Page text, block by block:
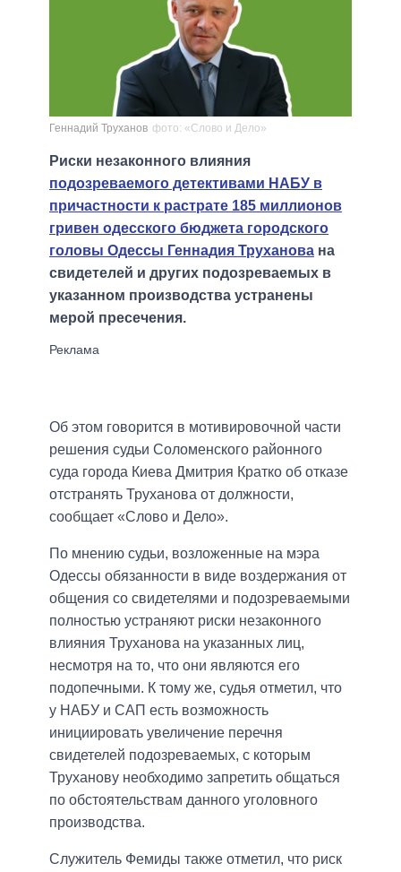
Геннадий Труханов фото: «Слово и Дело»
Риски незаконного влияния
подозреваемого детективами НАБУ в
причастности к растрате 185 миллионов
гривен одесского бюджета городского
головы Одессы Геннадия Труханова на
свидетелей и других подозреваемых в
указанном производства устранены
мерой пресечения.
Об этом говорится в мотивировочной части
решения судьи Соломенского районного
суда города Киева Дмитрия Кратко об отказе
отстранять Труханова от должности,
сообщает «Слово и Дело».
По мнению судьи, возложенные на мэра
Одессы обязанности в виде воздержания от
общения со свидетелями и подозреваемыми
полностью устраняют риски незаконного
влияния Труханова на указанных лиц,
несмотря на то, что они являются его
подопечными. К тому же, судья отметил, что
у НАБУ и САП есть возможность
инициировать увеличение перечня
свидетелей подозреваемых, с которым
Труханову необходимо запретить общаться
по обстоятельствам данного уголовного
производства.
Служитель Фемиды также отметил, что риск